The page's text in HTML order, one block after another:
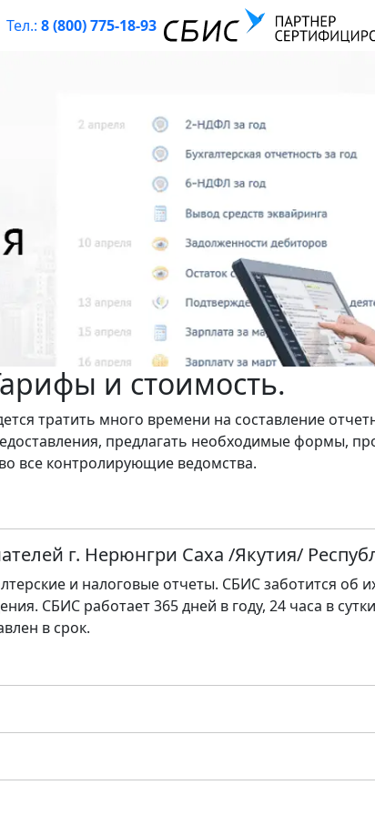
Тел.:8 (800) 775-18-93
и стоимость.
тратить много времени на составление
предлагать необходимые формы,
все контролирующие ведомства.
г. Нерюнгри Саха /Якутия/
и налоговые отчеты. СБИС заботится об
СБИС работает 365 дней в году, 24 часа в
в срок.